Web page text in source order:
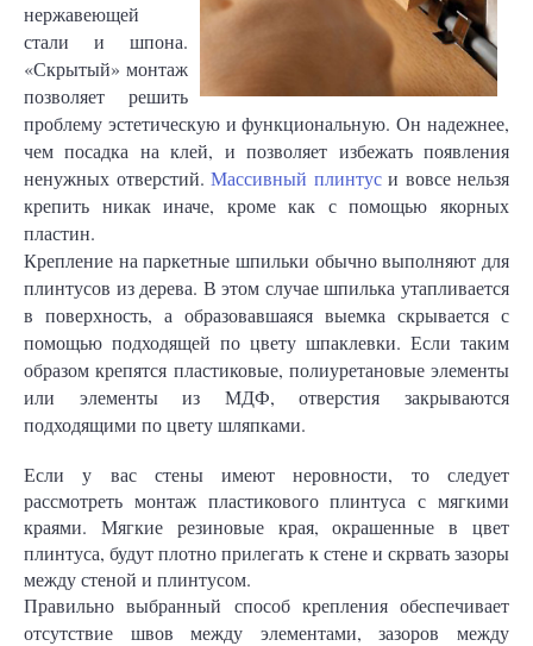
нержавеющей
стали и шпона.
«Скрытый» монтаж
позволяет решить
проблему эстетическую и функциональную. Он надежнее,
чем посадка на клей, и позволяет избежать появления
ненужных отверстий. Массивный плинтуси вовсе нельзя
крепить никак иначе, кроме как с помощью якорных
пластин.
Крепление на паркетные шпильки обычно выполняют для
плинтусов из дерева. В этом случае шпилька утапливается
в поверхность, а образовавшаяся выемка скрывается с
помощью подходящей по цвету шпаклевки. Если таким
образом крепятся пластиковые, полиуретановые элементы
или элементы из МДФ, отверстия закрываются
подходящими по цвету шляпками.
Если у вас стены имеют неровности, то следует
рассмотреть монтаж пластикового плинтуса с мягкими
краями. Мягкие резиновые края, окрашенные в цвет
плинтуса, будут плотно прилегать к стене и скрвать зазоры
между стеной и плинтусом.
Правильно выбранный способ крепления обеспечивает
отсутствие швов между элементами, зазоров между